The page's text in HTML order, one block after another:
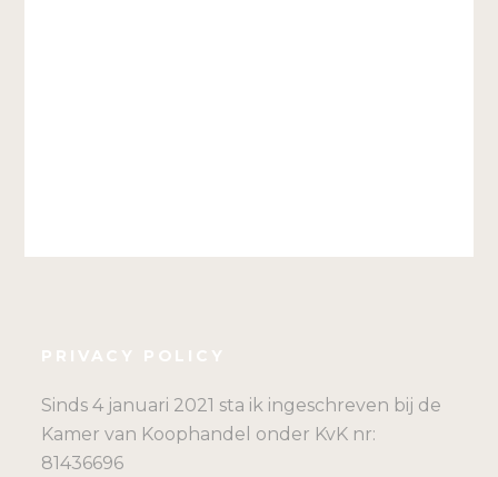
PRIVACY POLICY
Sinds 4 januari 2021 sta ik ingeschreven bij de
Kamer van Koophandel onder KvK nr:
81436696